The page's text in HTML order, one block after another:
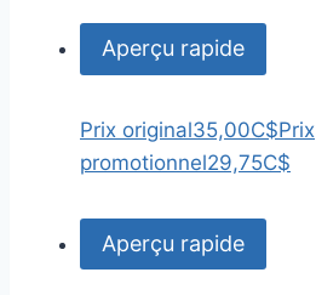
Aperçu rapide
Prix original35,00C$Prix
promotionnel29,75C$
Aperçu rapide